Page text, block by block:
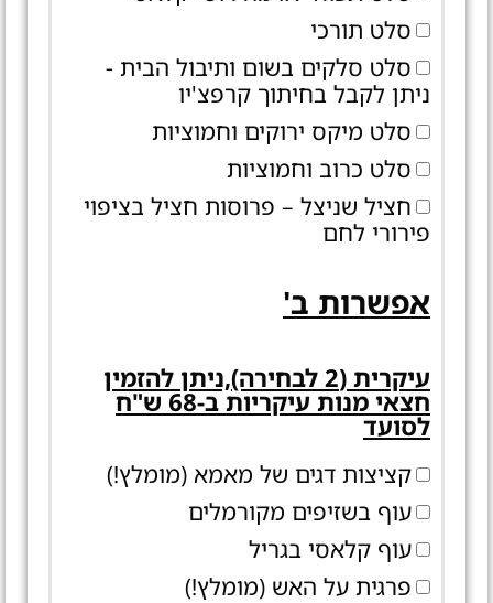
סלט תורכי
סלט סלקים בשום ותיבול הבית -
ניתן לקבל בחיתוך קרפצ'יו
סלט מיקס ירוקים וחמוציות
סלט כרוב וחמוציות
חציל שניצל – פרוסות חציל בציפוי
פירורי לחם
אפשרות ב'
עיקרית (2 לבחירה),ניתן להזמין
חצאי מנות עיקריות ב-68 ש"ח
לסועד
קציצות דגים של מאמא (מומלץ!)
עוף בשזיפים מקורמלים
עוף קלאסי בגריל
פרגית על האש (מומלץ!)